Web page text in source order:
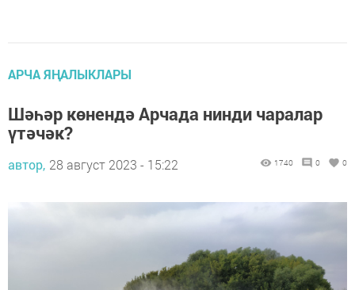
АРЧА ЯҢАЛЫКЛАРЫ
Шәһәр көнендә Арчада нинди чаралар
үтәчәк?
автор, 28 август 2023 - 15:22 1740 0 0